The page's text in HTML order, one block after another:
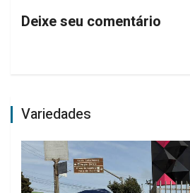
Deixe seu comentário
Variedades